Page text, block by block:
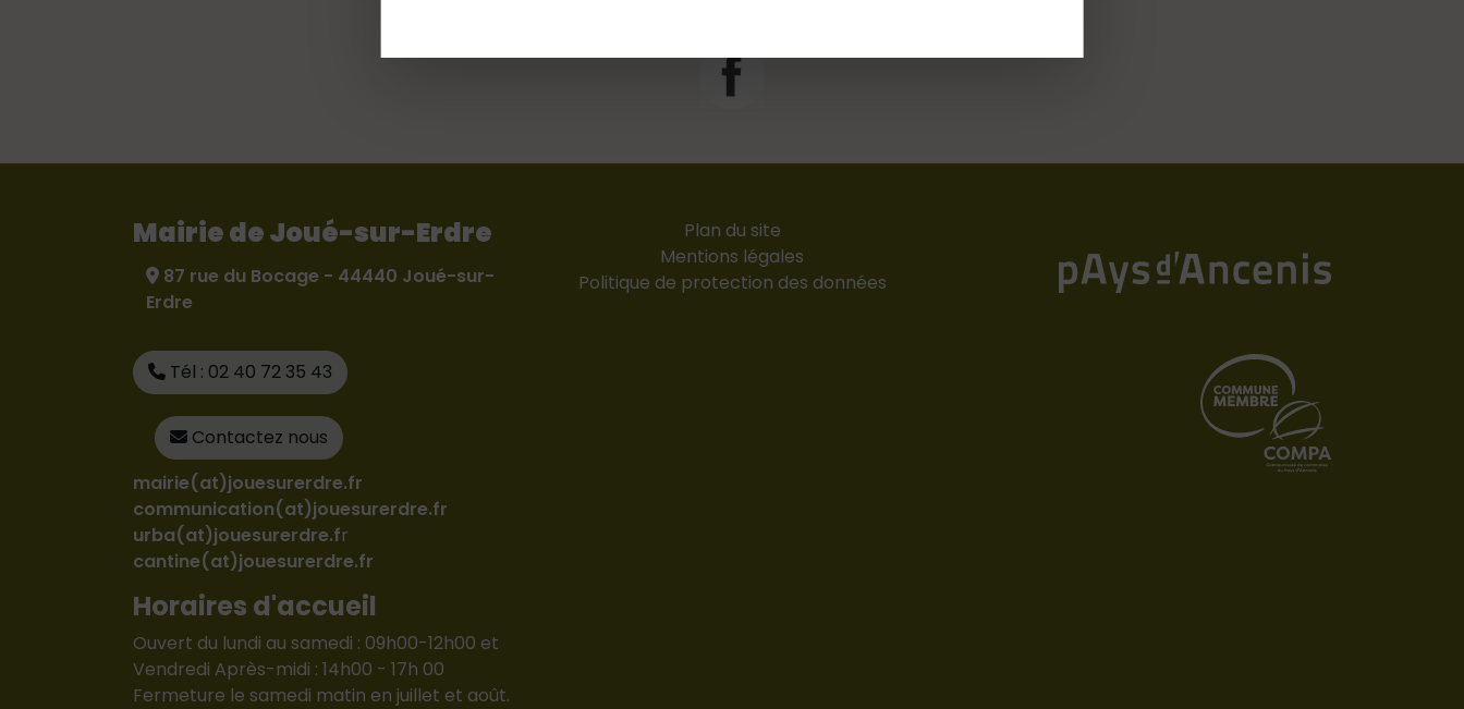
Mairie de Joué-sur-Erdre
87 rue du Bocage - 44440 Joué-sur-
Erdre
Tél : 02 40 72 35 43
Contactez nous
mairie(at)jouesurerdre.fr
communication(at)jouesurerdre.fr
urba(at)jouesurerdre.fr
cantine(at)jouesurerdre.fr
Horaires d'accueil
Ouvert du lundi au samedi : 09h00-12h00 et
Vendredi Après-midi : 14h00 - 17h 00
Fermeture le samedi matin en juillet et août.
Plan du site
Mentions légales
Politique de protection des données